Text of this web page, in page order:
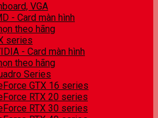
VGA
- Card màn hình
theo hãng
series
- Card màn hình
theo hãng
Series
GTX 16 series
RTX 20 series
RTX 30 series